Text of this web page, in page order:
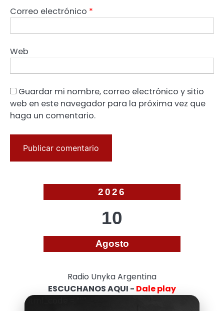
Correo electrónico *
Web
Guardar mi nombre, correo electrónico y sitio
web en este navegador para la próxima vez que
haga un comentario.
2026
10
Agosto
Radio Unyka Argentina
ESCUCHANOS AQUI - Dale play